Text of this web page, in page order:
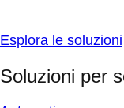
Esplora le soluzioni
Soluzioni per